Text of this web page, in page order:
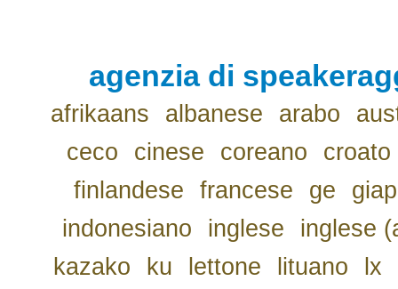
agenzia di
afrikaans albanese arabo
ceco
cinese coreano
croato
finlandese
francese ge
indonesiano
inglese
inglese
kazako
ku lettone lituano lx